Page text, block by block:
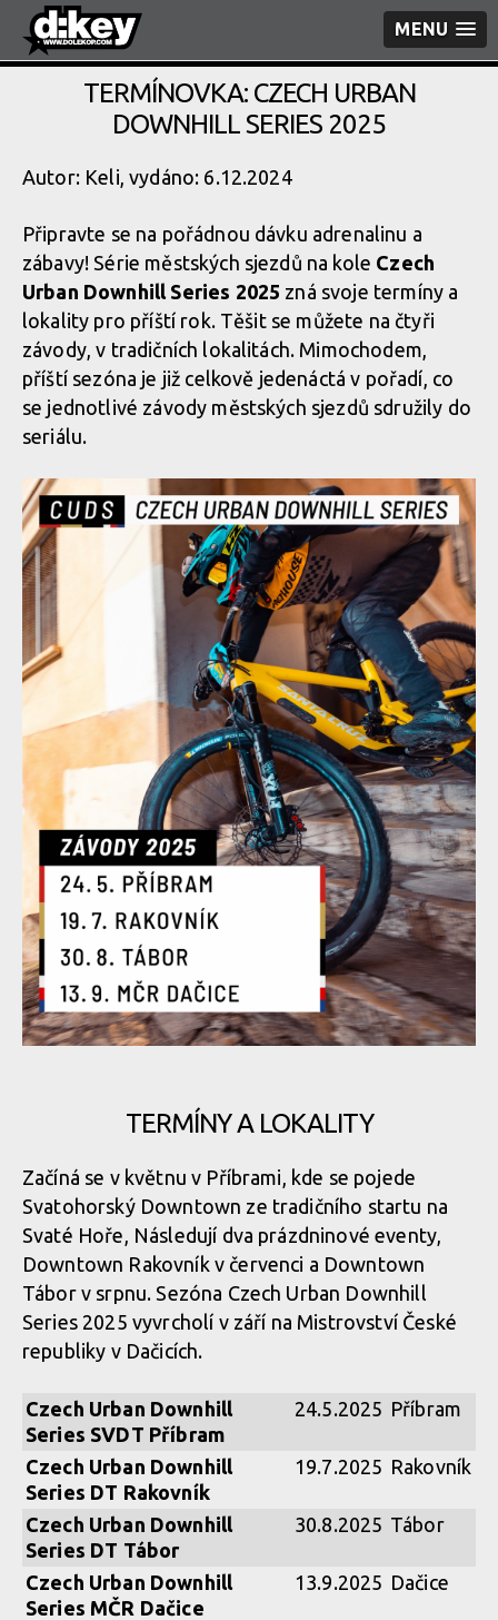
MENU
TERMÍNOVKA: CZECH URBAN
DOWNHILL SERIES 2025
Autor: Keli, vydáno: 6.12.2024
Připravte se na pořádnou dávku adrenalinu a
zábavy! Série městských sjezdů na kole Czech
Urban Downhill Series 2025 zná svoje termíny a
lokality pro příští rok. Těšit se můžete na čtyři
závody, v tradičních lokalitách. Mimochodem,
příští sezóna je již celkově jedenáctá v pořadí, co
se jednotlivé závody městských sjezdů sdružily do
seriálu.
TERMÍNY A LOKALITY
Začíná se v květnu v Příbrami, kde se pojede
Svatohorský Downtown ze tradičního startu na
Svaté Hoře, Následují dva prázdninové eventy,
Downtown Rakovník v červenci a Downtown
Tábor v srpnu. Sezóna Czech Urban Downhill
Series 2025 vyvrcholí v září na Mistrovství České
republiky v Dačicích.
Czech Urban Downhill
Series SVDT Příbram
24.5.2025 Příbram
Czech Urban Downhill
Series DT Rakovník
19.7.2025 Rakovník
Czech Urban Downhill
Series DT Tábor
30.8.2025 Tábor
Czech Urban Downhill
Series MČR Dačice
13.9.2025 Dačice